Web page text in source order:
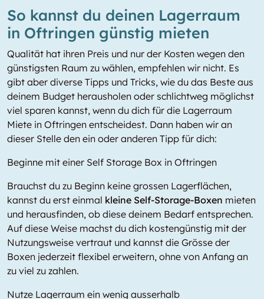
So kannst du deinen Lagerraum
in Oftringen günstig mieten
Qualität hat ihren Preis und nur der Kosten wegen den
günstigsten Raum zu wählen, empfehlen wir nicht. Es
gibt aber diverse Tipps und Tricks, wie du das Beste aus
deinem Budget herausholen oder schlichtweg möglichst
viel sparen kannst, wenn du dich für die Lagerraum
Miete in Oftringen entscheidest. Dann haben wir an
dieser Stelle den ein oder anderen Tipp für dich:
Beginne mit einer Self Storage Box in Oftringen
Brauchst du zu Beginn keine grossen Lagerflächen,
kannst du erst einmal kleine Self-Storage-Boxen mieten
und herausfinden, ob diese deinem Bedarf entsprechen.
Auf diese Weise machst du dich kostengünstig mit der
Nutzungsweise vertraut und kannst die Grösse der
Boxen jederzeit flexibel erweitern, ohne von Anfang an
zu viel zu zahlen.
Nutze Lagerraum ein wenig ausserhalb